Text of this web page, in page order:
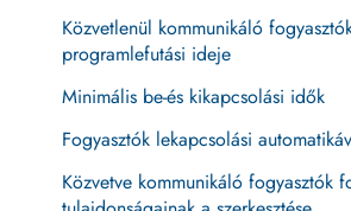
Közvetlenül kommunikáló
programlefutási ideje
Minimális be-és kikapcsolási idők
Fogyasztók lekapcsolási
Közvetve kommunikáló fogyasztók